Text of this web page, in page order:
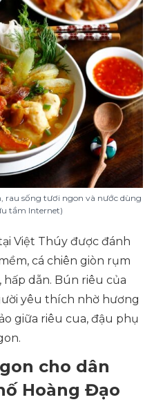
rau sống tươi ngon và nước dùng
tầm Internet)
Việt Thúy được đánh
cá chiên giòn rụm
dẫn. Bún riêu của
yêu thích nhờ hương
giữa riêu cua, đậu phụ
cho dân
Hoàng Đạo